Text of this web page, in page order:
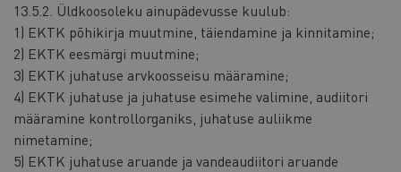
13.5.2. Üldkoosoleku ainupädevusse kuulub:
1) EKTK põhikirja muutmine, täiendamine ja kinnitamine;
2) EKTK eesmärgi muutmine;
3) EKTK juhatuse arvkoosseisu määramine;
4) EKTK juhatuse ja juhatuse esimehe valimine, audiitori
määramine kontrollorganiks, juhatuse auliikme
nimetamine;
5) EKTK juhatuse aruande ja vandeaudiitori aruande